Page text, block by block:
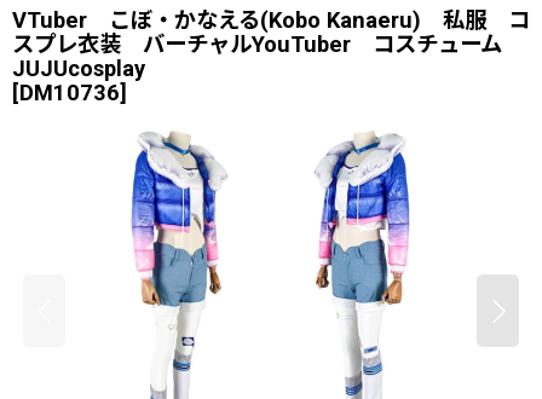
VTuber こぼ・かなえる(Kobo Kanaeru) 私服 コ
スプレ衣装 バーチャルYouTuber コスチューム
JUJUcosplay
[DM10736]